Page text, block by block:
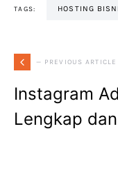
TAGS: HOSTING
— PREVIOUS ARTICLE
Instagram
Lengkap